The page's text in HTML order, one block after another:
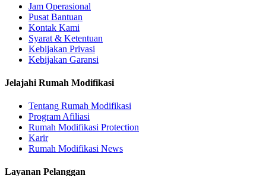
Jam Operasional
Pusat Bantuan
Kontak Kami
Syarat & Ketentuan
Kebijakan Privasi
Kebijakan Garansi
Jelajahi Rumah Modifikasi
Tentang Rumah Modifikasi
Program Afiliasi
Rumah Modifikasi Protection
Karir
Rumah Modifikasi News
Layanan Pelanggan